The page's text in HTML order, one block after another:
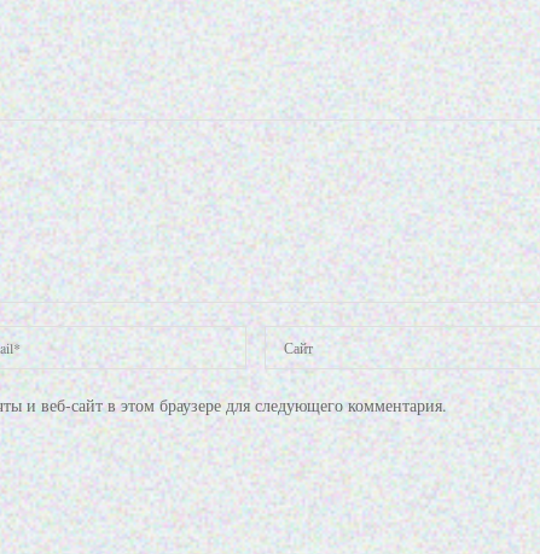
и веб-сайт в этом браузере для следующего комментария.